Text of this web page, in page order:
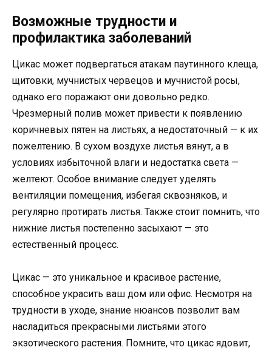
Возможные трудности и
профилактика заболеваний
Цикас может подвергаться атакам паутинного клеща,
щитовки, мучнистых червецов и мучнистой росы,
однако его поражают они довольно редко.
Чрезмерный полив может привести к появлению
коричневых пятен на листьях, а недостаточный — к их
пожелтению. В сухом воздухе листья вянут, а в
условиях избыточной влаги и недостатка света —
желтеют. Особое внимание следует уделять
вентиляции помещения, избегая сквозняков, и
регулярно протирать листья. Также стоит помнить, что
нижние листья постепенно засыхают — это
естественный процесс.
Цикас — это уникальное и красивое растение,
способное украсить ваш дом или офис. Несмотря на
трудности в уходе, знание нюансов позволит вам
насладиться прекрасными листьями этого
экзотического растения. Помните, что цикас ядовит,